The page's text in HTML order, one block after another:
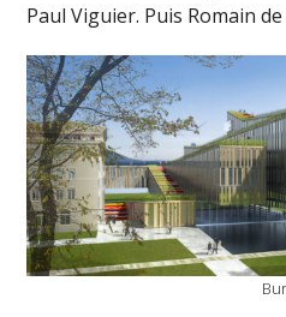
Paul Viguier. Puis Romain